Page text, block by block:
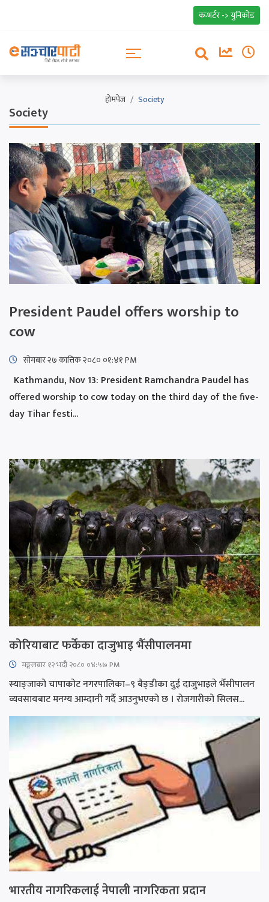
कन्भर्टर -> युनिकोड
होमपेज Society
Society
President Paudel offers worship to
cow
सोमबार २७ कात्तिक २०८० ०१:४१ PM
Kathmandu, Nov 13: President Ramchandra Paudel has
offered worship to cow today on the third day of the five-
day Tihar festi...
कोरियाबाट फर्केका दाजुभाइ भैँसीपालनमा
मङ्गलबार १२ भदौ २०८० ०४:५७ PM
स्याङ्जाको चापाकोट नगरपालिका–९ बैङ्डीका दुई दाजुभाइले भैँसीपालन
व्यवसायबाट मनग्य आम्दानी गर्दै आउनुभएको छ । रोजगारीको सिलस...
भारतीय नागरिकलाई नेपाली नागरिकता प्रदान